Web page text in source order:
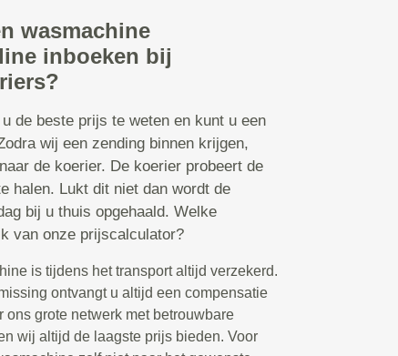
wasmachine
inboeken bij
de beste prijs te weten en kunt u een
wij een zending binnen krijgen,
de koerier. De koerier probeert de
halen. Lukt dit niet dan wordt de
bij u thuis opgehaald. Welke
van onze prijscalculator?
is tijdens het transport altijd verzekerd.
ontvangt u altijd een compensatie
ons grote netwerk met betrouwbare
wij altijd de laagste prijs bieden. Voor